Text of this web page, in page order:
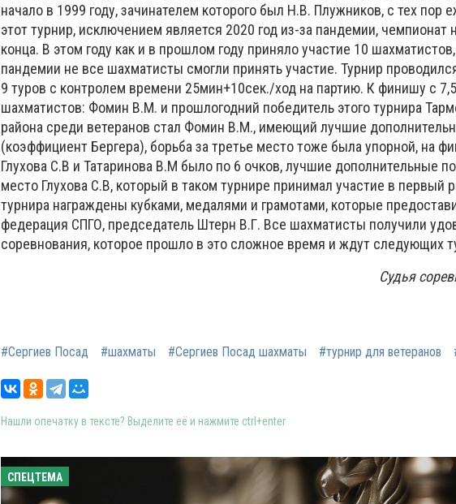
начало в 1999 году, зачинателем которого был Н.В. Плужников, с тех пор
этот турнир, исключением является 2020 год из-за пандемии,
конца. В этом году как и в прошлом году приняло участие 10
пандемии не все шахматисты смогли принять участие. Турнир
9 туров с контролем времени 25мин+10сек./ход на партию. К финишу с
шахматистов: Фомин В.М. и прошлогодний победитель этого турнира
района среди ветеранов стал Фомин В.М., имеющий лучшие
(коэффициент Бергера), борьба за третье место тоже была упорной, на
Глухова С.В и Татаринова В.М было по 6 очков, лучшие дополнительные
место Глухова С.В, который в таком турнире принимал участие в первый
турнира награждены кубками, медалями и грамотами, которые
федерация СПГО, председатель Штерн В.Г. Все шахматисты получили
соревнования, которое прошло в это сложное время и ждут следующих
Судья
#Сергиев Посад #шахматы #Сергиев Посад шахматы #турнир для ветеранов
Нашли опечатку в тексте? Выделите её и нажмите ctrl+enter
СПЕЦТЕМА